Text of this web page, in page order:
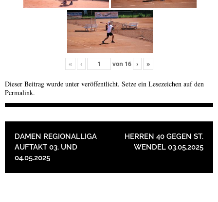
« ‹ von 16 › »
Dieser Beitrag wurde unter veröffentlicht. Setze ein Lesezeichen auf den
Permalink.
BEITRAGSNAVIGATION
DAMEN REGIONALLIGA
AUFTAKT 03. UND
04.05.2025
HERREN 40 GEGEN ST.
WENDEL 03.05.2025